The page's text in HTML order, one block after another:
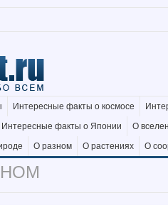
Интересные факты о космосе
Интересные факты о Японии
О
О разном О растениях О